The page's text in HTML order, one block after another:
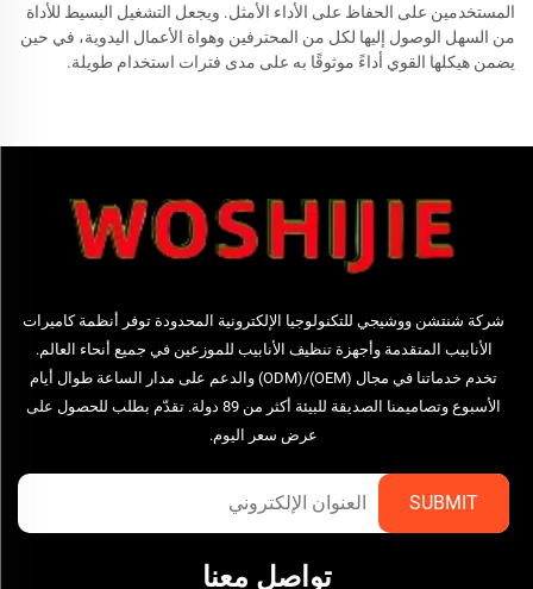
المستخدمين على الحفاظ على الأداء الأمثل. ويجعل التشغيل البسيط للأداة
من السهل الوصول إليها لكل من المحترفين وهواة الأعمال اليدوية، في حين
يضمن هيكلها القوي أداءً موثوقًا به على مدى فترات استخدام طويلة.
شركة شنتشن ووشيجي للتكنولوجيا الإلكترونية المحدودة توفر أنظمة كاميرات
الأنابيب المتقدمة وأجهزة تنظيف الأنابيب للموزعين في جميع أنحاء العالم.
تخدم خدماتنا في مجال (OEM)/(ODM) والدعم على مدار الساعة طوال أيام
الأسبوع وتصاميمنا الصديقة للبيئة أكثر من 89 دولة. تقدّم بطلب للحصول على
عرض سعر اليوم.
تواصل معنا